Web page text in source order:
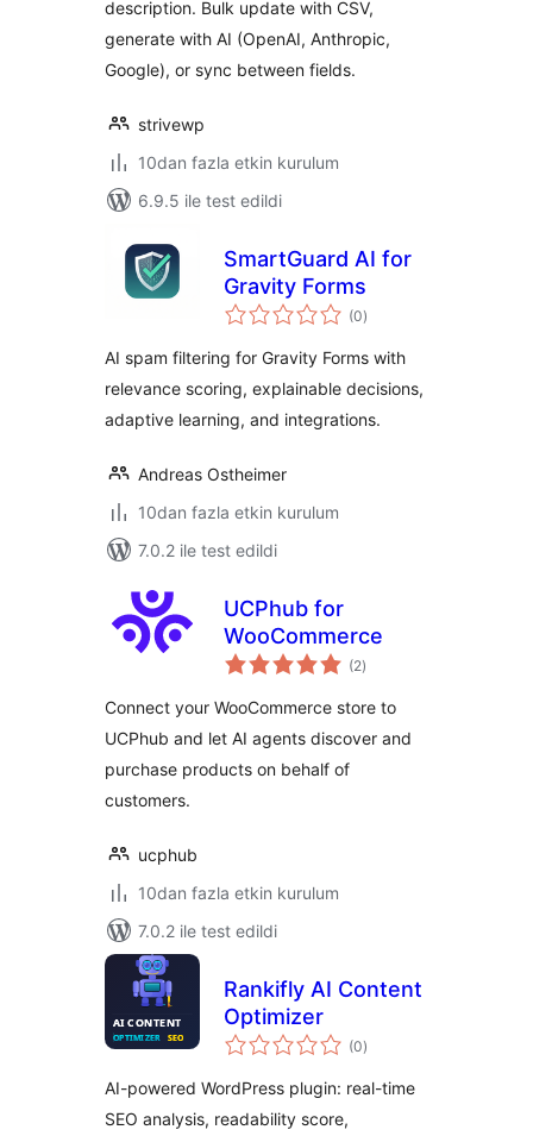
description. Bulk update with CSV,
generate with AI (OpenAI, Anthropic,
Google), or sync between fields.
strivewp
10dan fazla etkin kurulum
6.9.5 ile test edildi
SmartGuard AI for
Gravity Forms
(0toplam
puan
)
AI spam filtering for Gravity Forms with
relevance scoring, explainable decisions,
adaptive learning, and integrations.
Andreas Ostheimer
10dan fazla etkin kurulum
7.0.2 ile test edildi
UCPhub for
WooCommerce
(2toplam
puan
)
Connect your WooCommerce store to
UCPhub and let AI agents discover and
purchase products on behalf of
customers.
ucphub
10dan fazla etkin kurulum
7.0.2 ile test edildi
Rankifly AI Content
Optimizer
(0toplam
puan
)
AI-powered WordPress plugin: real-time
SEO analysis, readability score,